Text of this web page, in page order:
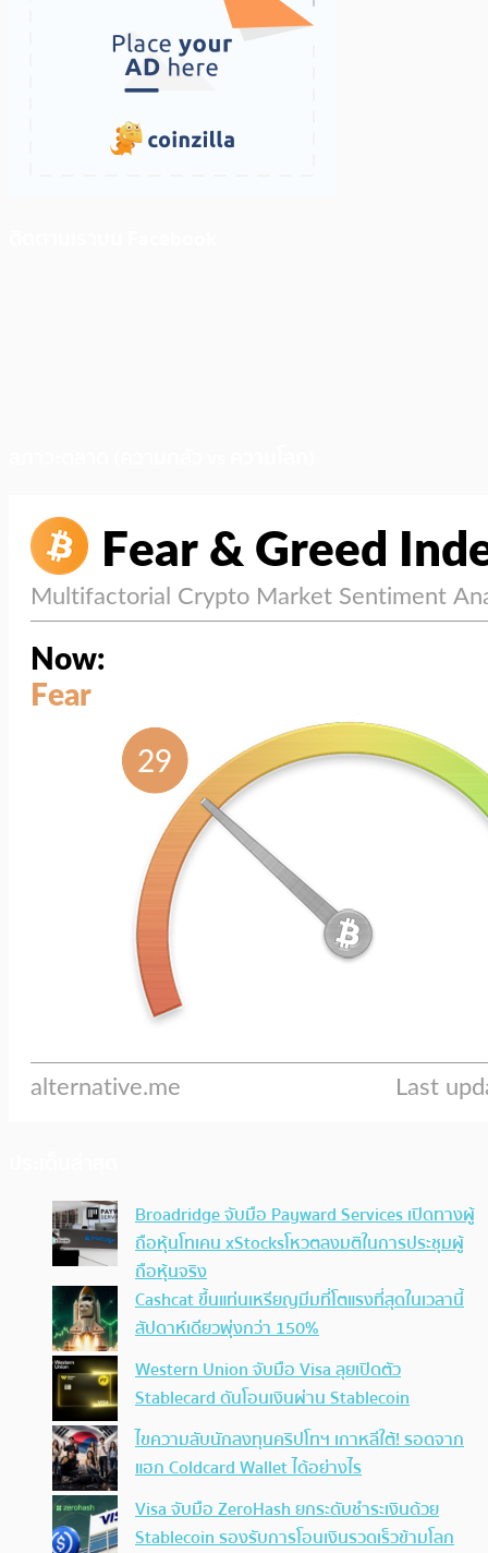
Broadridge จับมือ Payward Services เปิดทางผู้
ถือหุ้นโทเคน xStocksโหวตลงมติในการประชุมผู้
ถือหุ้นจริง
Cashcat ขึ้นแท่นเหรียญมีมที่โตแรงที่สุดในเวลานี้
สัปดาห์เดียวพุ่งกว่า 150%
Western Union จับมือ Visa ลุยเปิดตัว
Stablecard ดันโอนเงินผ่าน Stablecoin
ไขความลับนักลงทุนคริปโทฯ เกาหลีใต้! รอดจาก
แฮก Coldcard Wallet ได้อย่างไร
Visa จับมือ ZeroHash ยกระดับชำระเงินด้วย
Stablecoin รองรับการโอนเงินรวดเร็วข้ามโลก